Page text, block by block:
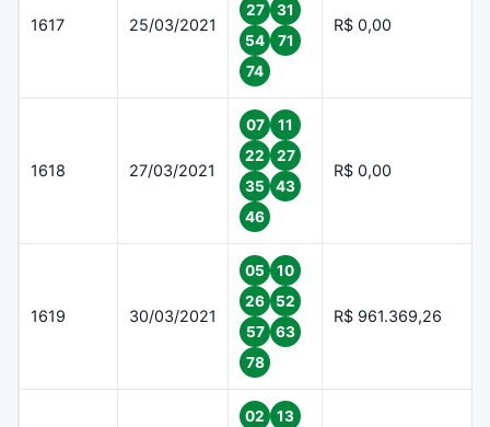
1617 25/03/2021
27
31
54
71
74
R$ 0,00
1618 27/03/2021
07
11
22
27
35
43
46
R$ 0,00
1619 30/03/2021
05
10
26
52
57
63
78
R$ 961.369,26
02
13